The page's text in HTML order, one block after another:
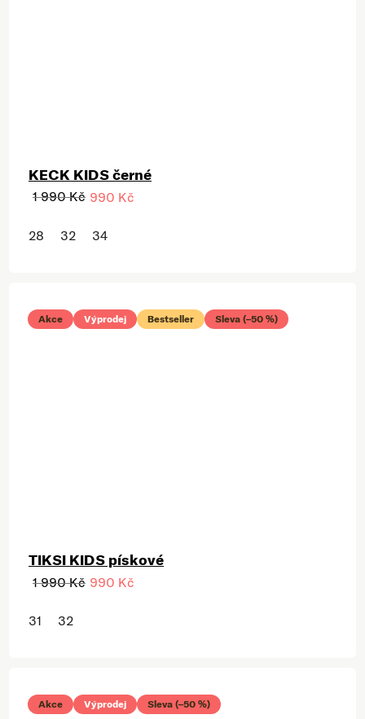
KECK KIDS černé
1 990 Kč 990 Kč
28 32 34
Akce Výprodej Bestseller Sleva (–50 %)
TIKSI KIDS pískové
1 990 Kč 990 Kč
31 32
Akce Výprodej Sleva (–50 %)